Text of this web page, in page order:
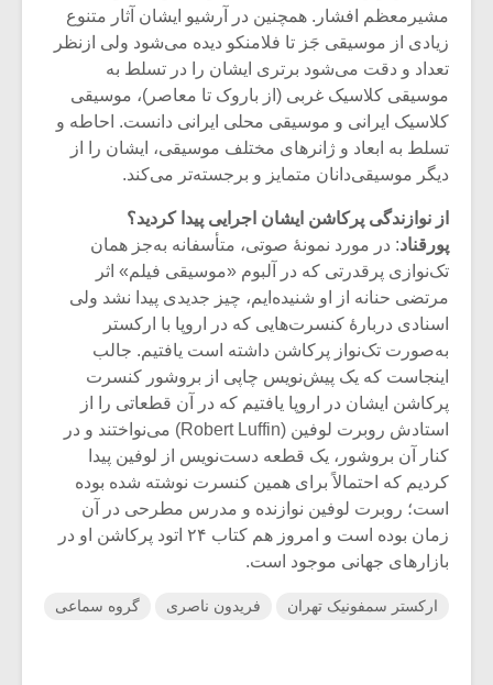
مشیرمعظم افشار. همچنین در آرشیو ایشان آثار متنوع
زیادی از موسیقی جَز تا فلامنکو دیده می‌شود ولی ازنظر
تعداد و دقت می‌شود برتری ایشان را در تسلط به
موسیقی کلاسیک غربی (از باروک تا معاصر)، موسیقی
کلاسیک ایرانی و موسیقی محلی ایرانی دانست. احاطه و
تسلط به ابعاد و ژانرهای مختلف موسیقی، ایشان را از
دیگر موسیقی‌دانان متمایز و برجسته‌تر می‌کند.
از نوازندگی پرکاشن ایشان اجرایی پیدا کردید؟
پورقناد: در مورد نمونۀ صوتی، متأسفانه به‌جز همان
تک‌نوازی پرقدرتی که در آلبوم «موسیقی فیلم» اثر
مرتضی حنانه از او شنیده‌ایم، چیز جدیدی پیدا نشد ولی
اسنادی دربارۀ کنسرت‌هایی که در اروپا با ارکستر
به‌صورت تک‌نواز پرکاشن داشته است یافتیم. جالب
اینجاست که یک پیش‌نویس چاپی از بروشور کنسرت
پرکاشن ایشان در اروپا یافتیم که در آن قطعاتی را از
استادش روبرت لوفین (Robert Luffin) می‌نواختند و در
کنار آن بروشور، یک قطعه دست‌نویس از لوفین پیدا
کردیم که احتمالاً برای همین کنسرت نوشته شده بوده
است؛ روبرت لوفین نوازنده و مدرس مطرحی در آن
زمان بوده است و امروز هم کتاب ۲۴ اتود پرکاشن او در
بازارهای جهانی موجود است.
ارکستر سمفونیک تهران فریدون ناصری گروه سماعی